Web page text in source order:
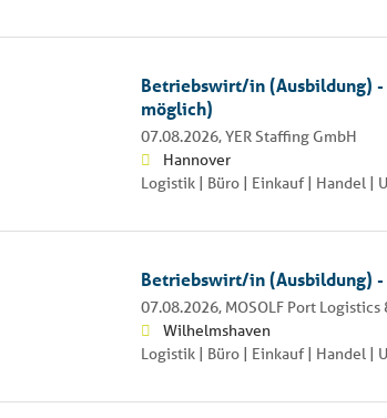
Betriebswirt/in (Ausbildung)
möglich)
07.08.2026,YER Staffing GmbH
Hannover
Logistik | Büro | Einkauf | Handel |
Betriebswirt/in (Ausbildung)
07.08.2026, MOSOLF Port
Wilhelmshaven
Logistik | Büro | Einkauf | Handel |